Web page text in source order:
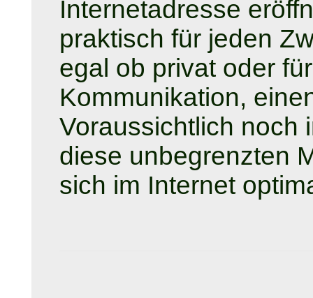
Internetadresse
praktisch für jeden
egal ob privat oder
Kommunikation,
Voraussichtlich noch
diese unbegrenzten
sich im Internet